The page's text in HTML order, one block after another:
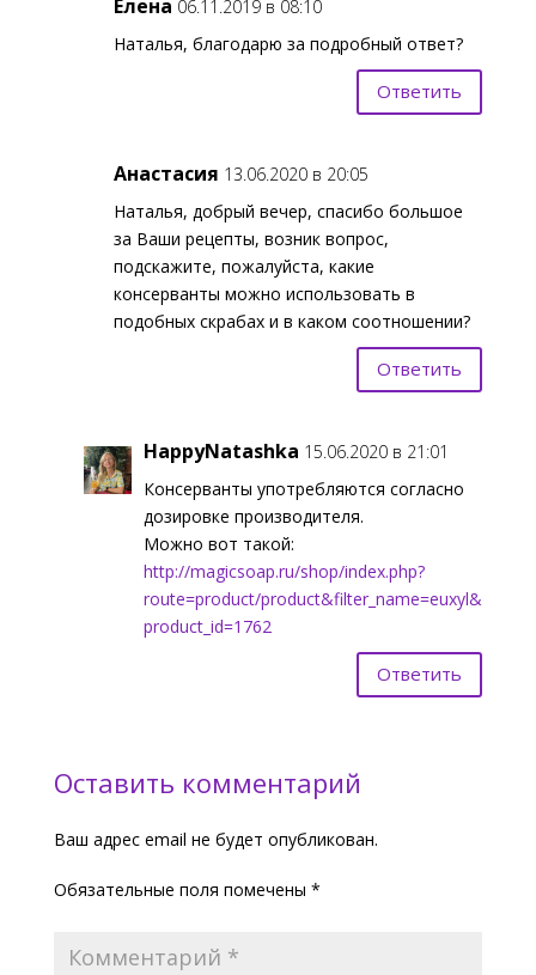
Елена 06.11.2019 в 08:10
Наталья, благодарю за подробный ответ?
Ответить
Анастасия 13.06.2020 в 20:05
Наталья, добрый вечер, спасибо большое
за Ваши рецепты, возник вопрос,
подскажите, пожалуйста, какие
консерванты можно использовать в
подобных скрабах и в каком соотношении?
Ответить
HappyNatashka 15.06.2020 в 21:01
Консерванты употребляются согласно
дозировке производителя.
Можно вот такой:
http://magicsoap.ru/shop/index.php?
route=product/product&filter_name=euxyl&
product_id=1762
Ответить
Оставить комментарий
Ваш адрес email не будет опубликован.
Обязательные поля помечены *